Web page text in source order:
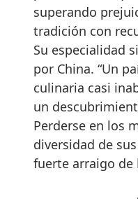
superando
tradición con
Su especialidad
por China. “Un
culinaria casi
un
Perderse en los
diversidad de
fuerte arraigo de